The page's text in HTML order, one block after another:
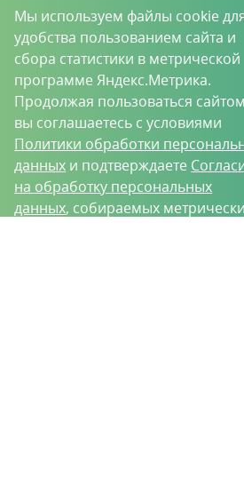
Мы используем файлы cookie
удобства пользованием сайта и
сбора статистики в метрической
программе Яндекс.Метрика.
Продолжая пользоваться сайтом
вы соглашаетесь с условиями
Политики обработки
данных и подтверждаете
на обработку персональных
данных, собираемых